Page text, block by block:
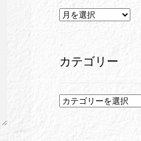
ア
ブ
カテゴリー
カ